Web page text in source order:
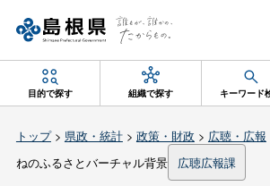
目的で探す 組織で探す キーワード
トップ> 県政・統計> 政策・財政 > 広聴・広報
ねのふるさとバーチャル背景
広聴広報課